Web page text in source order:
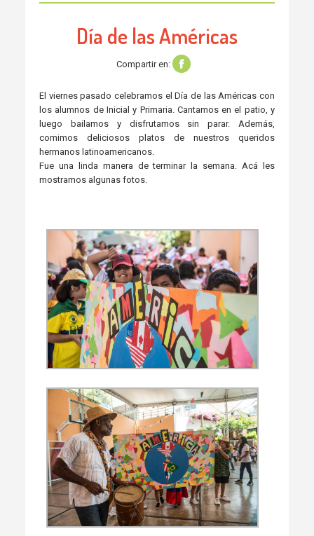
Día de las Américas
Compartir en:
El viernes pasado celebramos el Día de las Américas con
los alumnos de Inicial y Primaria. Cantamos en el patio, y
luego bailamos y disfrutamos sin parar. Además,
comimos deliciosos platos de nuestros queridos
hermanos latinoamericanos.
Fue una linda manera de terminar la semana. Acá les
mostramos algunas fotos.